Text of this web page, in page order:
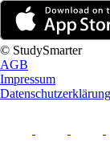
© StudySmarter
AGB
Impressum
Datenschutzerklärung